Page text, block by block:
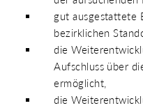
gut ausgestattete
bezirklichen
die
Aufschluss über
ermöglicht,
die